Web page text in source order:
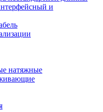
и
натяжные